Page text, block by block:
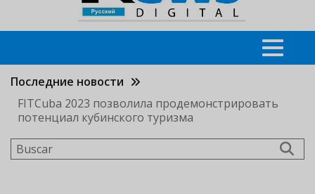
Последние новости
FITCuba 2023 позволила продемонстрировать
потенциал кубинского туризма
Buscar